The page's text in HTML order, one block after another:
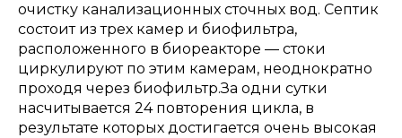
очистку канализационных сточных вод. Септик
состоит из трех камер и биофильтра,
расположенного в биореакторе — стоки
циркулируют по этим камерам, неоднократно
проходя через биофильтр.За одни сутки
насчитывается 24 повторения цикла, в
результате которых достигается очень высокая